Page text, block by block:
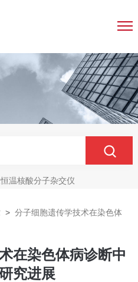
温核酸分子杂交仪
>分子细胞遗传学技术在染色体
在染色体病诊断中
究进展